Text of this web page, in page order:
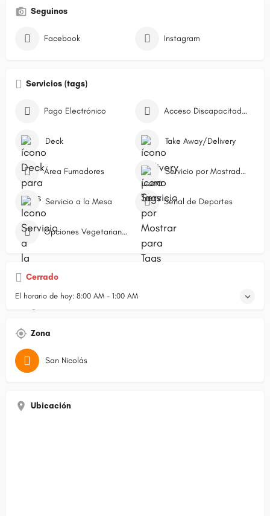
Seguinos
Facebook Instagram
Servicios (tags)
Pago Electrónico Acceso Discapacitados
Deck Take Away/Delivery
Área Fumadores Servicio por Mostrador/Caja
Servicio a la Mesa Señal de Deportes
Opciones Vegetarianas
Cerrado
El horario de hoy: 8:00 AM - 1:00 AM
Zona
San Nicolás
Ubicación